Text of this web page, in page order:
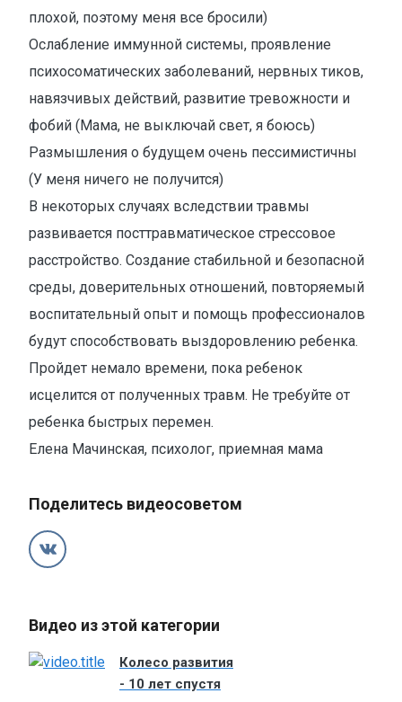
плохой, поэтому меня все бросили)
Ослабление иммунной системы, проявление
психосоматических заболеваний, нервных тиков,
навязчивых действий, развитие тревожности и
фобий (Мама, не выключай свет, я боюсь)
Размышления о будущем очень пессимистичны
(У меня ничего не получится)
В некоторых случаях вследствии травмы
развивается посттравматическое стрессовое
расстройство. Создание стабильной и безопасной
среды, доверительных отношений, повторяемый
воспитательный опыт и помощь профессионалов
будут способствовать выздоровлению ребенка.
Пройдет немало времени, пока ребенок
исцелится от полученных травм. Не требуйте от
ребенка быстрых перемен.
Елена Мачинская, психолог, приемная мама
Поделитесь видеосоветом
Видео из этой категории
Колесо развития
- 10 лет спустя